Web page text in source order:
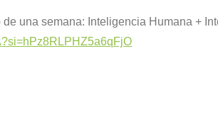
una semana: Inteligencia Humana +